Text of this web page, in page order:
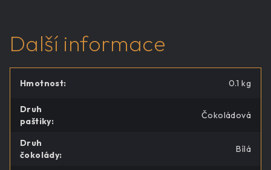
Další informace
Hmotnost: 0.1 kg
Druh
paštiky:
Čokoládová
Druh
čokolády:
Bílá